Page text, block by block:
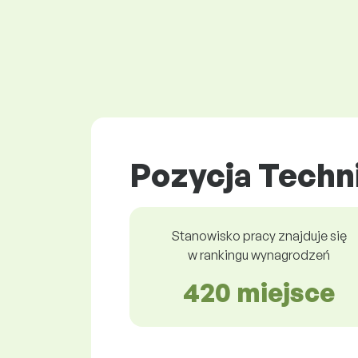
Pozycja
Stanowisko pracy znajduje się
w rankingu wynagrodzeń
420 miejsce